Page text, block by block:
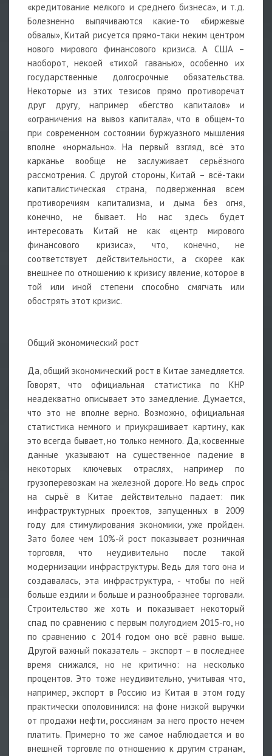
«кредитование мелкого и среднего бизнеса», и т.д.
Болезненно выпячиваются какие-то «биржевые
обвалы», Китай рисуется прямо-таки неким центром
нового мирового финансового кризиса. А США –
наоборот, некоей «тихой гаванью», особенно их
государственные долгосрочные обязательства.
Некоторые из этих тезисов прямо противоречат
друг другу, например «бегство капиталов» и
«ограничения на вывоз капитала», что в общем-то
при современном состоянии буржуазного мышления
вполне «нормально». На первый взгляд, всё это
карканье вообще не заслуживает серьёзного
рассмотрения. С другой стороны, Китай – всё-таки
капиталистическая страна, подверженная всем
противоречиям капитализма, и дыма без огня,
конечно, не бывает. Но нас здесь будет
интересовать Китай не как «центр мирового
финансового кризиса», что, конечно, не
соответствует действительности, а скорее как
внешнее по отношению к кризису явление, которое в
той или иной степени способно смягчать или
обострять этот кризис.
Общий экономический рост
Да, общий экономический рост в Китае замедляется.
Говорят, что официальная статистика по КНР
неадекватно описывает это замедление. Думается,
что это не вполне верно. Возможно, официальная
статистика немного и приукрашивает картину, как
это всегда бывает, но только немного. Да, косвенные
данные указывают на существенное падение в
некоторых ключевых отраслях, например по
грузоперевозкам на железной дороге. Но ведь спрос
на сырьё в Китае действительно падает: пик
инфраструктурных проектов, запущенных в 2009
году для стимулирования экономики, уже пройден.
Зато более чем 10%-й рост показывает розничная
торговля, что неудивительно после такой
модернизации инфраструктуры. Ведь для того она и
создавалась, эта инфраструктура, - чтобы по ней
больше ездили и больше и разнообразнее торговали.
Строительство же хоть и показывает некоторый
спад по сравнению с первым полугодием 2015-го, но
по сравнению с 2014 годом оно всё равно выше.
Другой важный показатель – экспорт – в последнее
время снижался, но не критично: на несколько
процентов. Это тоже неудивительно, учитывая что,
например, экспорт в Россию из Китая в этом году
практически ополовинился: на фоне низкой выручки
от продажи нефти, россиянам за него просто нечем
платить. Примерно то же самое наблюдается и во
внешней торговле по отношению к другим странам,